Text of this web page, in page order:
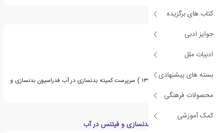
کتاب های برگزیده
جوایز ادبی
ادبیات ملل
بسته های پیشنهادی
محصولات فرهنگی
کمک آموزشی
درباره عفت لطفی پور
عفت لطفی پور (متولد ۱۳۲۹ ) سرپرست کمیته بدنسازی در آب فدراسیون بدنسازی و
پرورش اندام می باشد.
دسته بندی های کتاب بدنسازی و فیتنس در آب